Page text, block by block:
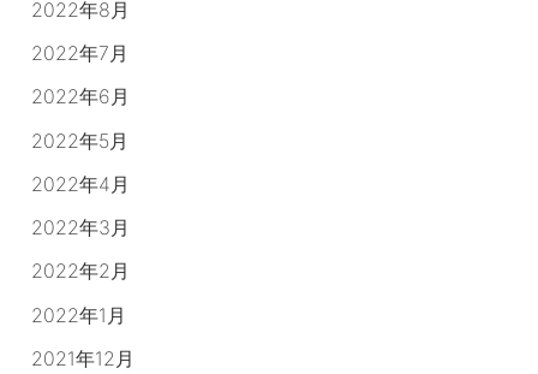
2022年8月
2022年7月
2022年6月
2022年5月
2022年4月
2022年3月
2022年2月
2022年1月
2021年12月